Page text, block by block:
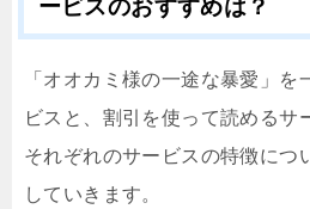
ービスのおすすめは？
「オオカミ様の一途な暴愛」を
ビスと、割引を使って読めるサ
それぞれのサービスの特徴につ
していきます。